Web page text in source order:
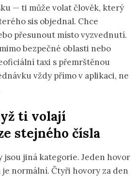
— ti může volat člověk, který
sis objednal. Chce
přesunout místo vyzvednutí.
bezpečné oblasti nebo
taxi s přemrštěnou
vždy přímo v aplikaci, ne
ti volají
stejného čísla
jsou jiná kategorie. Jeden hovor
je normální. Čtyři hovory za den